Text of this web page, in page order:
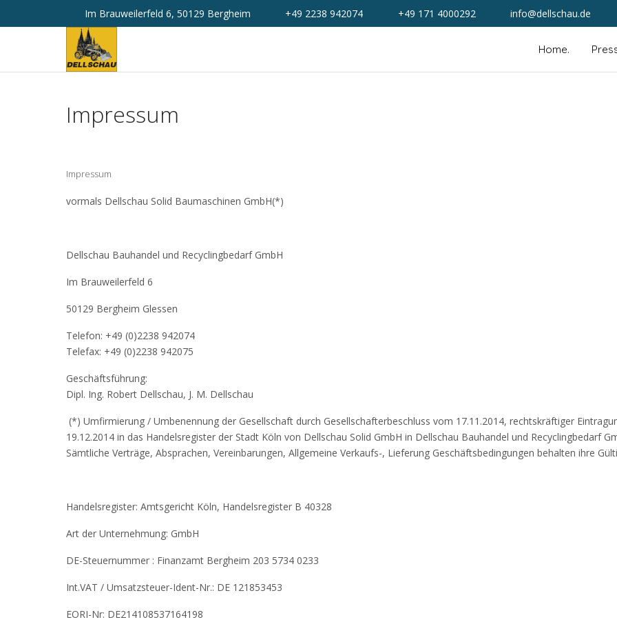
Im Brauweilerfeld 6, 50129 Bergheim +49 2238 942074 +49 171 4000292 info@dellschau.de
Home.
Impressum
Impressum
vormals Dellschau Solid Baumaschinen GmbH(*)
Dellschau Bauhandel und Recyclingbedarf GmbH
Im Brauweilerfeld 6
50129 Bergheim Glessen
Telefon: +49 (0)2238 942074
Telefax: +49 (0)2238 942075
Geschäftsführung:
Dipl. Ing. Robert Dellschau, J. M. Dellschau
(*) Umfirmierung / Umbenennung der Gesellschaft durch Gesellschafterbeschluss vom 17.11.2014, rechtskräftiger
19.12.2014 in das Handelsregister der Stadt Köln von Dellschau Solid GmbH in Dellschau Bauhandel und Recyclingbedarf
Sämtliche Verträge, Absprachen, Vereinbarungen, Allgemeine Verkaufs-, Lieferung Geschäftsbedingungen behalten ihre
Handelsregister: Amtsgericht Köln, Handelsregister B 40328
Art der Unternehmung: GmbH
DE-Steuernummer : Finanzamt Bergheim 203 5734 0233
Int.VAT / Umsatzsteuer-Ident-Nr.: DE 121853453
EORI-Nr: DE214108537164198